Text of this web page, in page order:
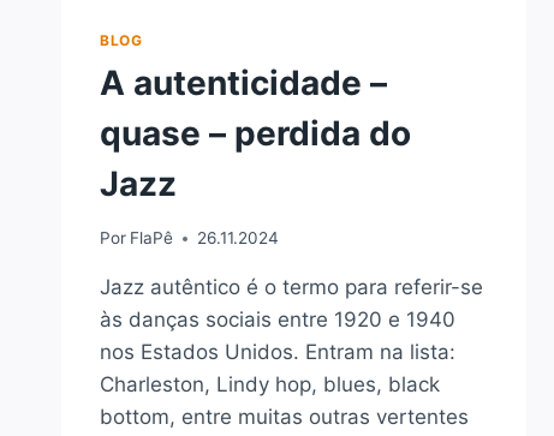
BLOG
A autenticidade –
quase – perdida do
Jazz
Por FlaPê 26.11.2024
Jazz autêntico é o termo para referir-se
às danças sociais entre 1920 e 1940
nos Estados Unidos. Entram na lista:
Charleston, Lindy hop, blues, black
bottom, entre muitas outras vertentes